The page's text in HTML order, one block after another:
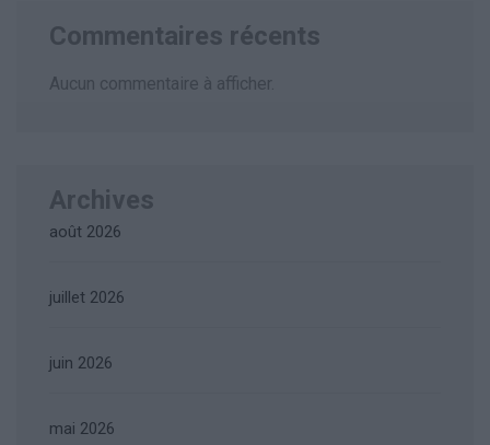
Commentaires récents
Aucun commentaire à afficher.
Archives
août 2026
juillet 2026
juin 2026
mai 2026